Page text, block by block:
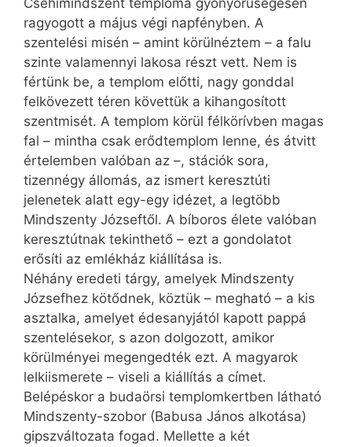
Csehimindszent temploma gyönyörűségesen
ragyogott a május végi napfényben. A
szentelési misén – amint körülnéztem – a falu
szinte valamennyi lakosa részt vett. Nem is
fértünk be, a templom előtti, nagy gonddal
felkövezett téren követtük a kihangosított
szentmisét. A templom körül félkörívben magas
fal – mintha csak erődtemplom lenne, és átvitt
értelemben valóban az –, stációk sora,
tizennégy állomás, az ismert keresztúti
jelenetek alatt egy-egy idézet, a legtöbb
Mindszenty Józseftől. A bíboros élete valóban
keresztútnak tekinthető – ezt a gondolatot
erősíti az emlékház kiállítása is.
Néhány eredeti tárgy, amelyek Mindszenty
Józsefhez kötődnek, köztük – megható – a kis
asztalka, amelyet édesanyjától kapott pappá
szentelésekor, s azon dolgozott, amikor
körülményei megengedték ezt. A magyarok
lelkiismerete – viseli a kiállítás a címet.
Belépéskor a budaörsi templomkertben látható
Mindszenty-szobor (Babusa János alkotása)
gipszváltozata fogad. Mellette a két